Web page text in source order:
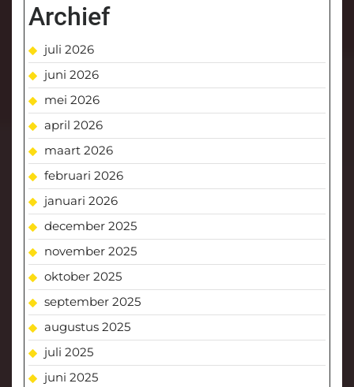
Archief
juli 2026
juni 2026
mei 2026
april 2026
maart 2026
februari 2026
januari 2026
december 2025
november 2025
oktober 2025
september 2025
augustus 2025
juli 2025
juni 2025